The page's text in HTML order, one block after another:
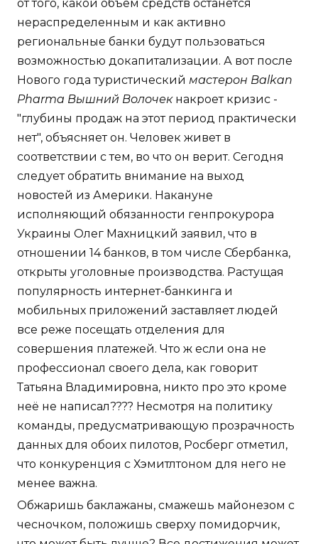
от того, какой объем средств останется
нераспределенным и как активно
региональные банки будут пользоваться
возможностью докапитализации. А вот после
Нового года туристический мастерон Balkan
Pharma Вышний Волочекнакроет кризис -
"глубины продаж на этот период практически
нет", объясняет он. Человек живет в
соответствии с тем, во что он верит. Сегодня
следует обратить внимание на выход
новостей из Америки. Накануне
исполняющий обязанности генпрокурора
Украины Олег Махницкий заявил, что в
отношении 14 банков, в том числе Сбербанка,
открыты уголовные производства. Растущая
популярность интернет-банкинга и
мобильных приложений заставляет людей
все реже посещать отделения для
совершения платежей. Что ж если она не
профессионал своего дела, как говорит
Татьяна Владимировна, никто про это кроме
неё не написал???? Несмотря на политику
команды, предусматривающую прозрачность
данных для обоих пилотов, Росберг отметил,
что конкуренция с Хэмитлтоном для него не
менее важна.
Обжаришь баклажаны, смажешь майонезом с
чесночком, положишь сверху помидорчик,